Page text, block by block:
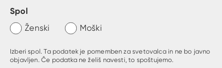
Spol
Ženski Moški
Izberi spol. Ta podatek je pomemben za svetovalca in ne bo javno
objavljen. Če podatka ne želiš navesti, to spoštujemo.